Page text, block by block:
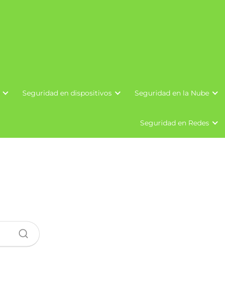
Seguridad en dispositivos Seguridad en la Nube
Seguridad en Redes